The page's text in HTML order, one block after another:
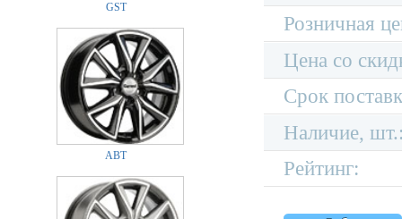
GST
ABT
Розничная
Цена со
Срок
Наличие,
Рейтинг: